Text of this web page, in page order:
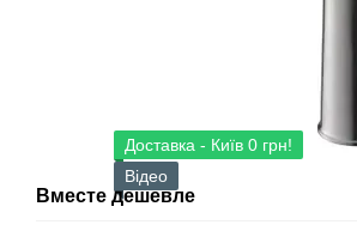
Доставка - Київ 0 грн!
Відео
Вместе дешевле